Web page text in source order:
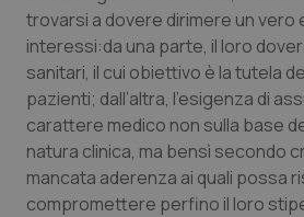
trovarsi a dovere dirimere un
interessi:da una parte, il loro
sanitari, il cui obiettivo è la tutela
pazienti; dall’altra, l’esigenza di
carattere medico non sulla base
natura clinica, ma bensì secondo
mancata aderenza ai quali possa
compromettere perfino il loro